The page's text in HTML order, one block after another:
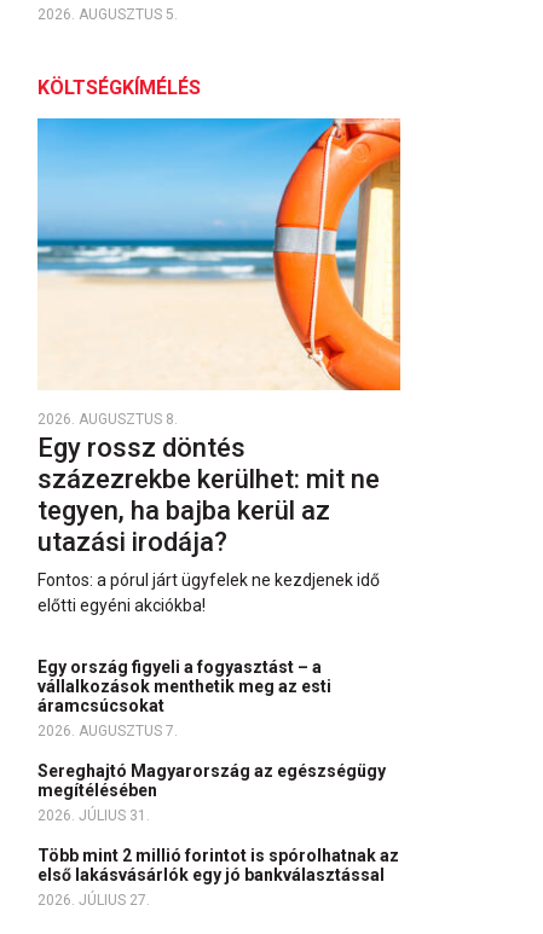
2026. AUGUSZTUS 5.
KÖLTSÉGKÍMÉLÉS
2026. AUGUSZTUS 8.
Egy rossz döntés
százezrekbe kerülhet: mit ne
tegyen, ha bajba kerül az
utazási irodája?
Fontos: a pórul járt ügyfelek ne kezdjenek idő
előtti egyéni akciókba!
Egy ország figyeli a fogyasztást – a
vállalkozások menthetik meg az esti
áramcsúcsokat
2026. AUGUSZTUS 7.
Sereghajtó Magyarország az egészségügy
megítélésében
2026. JÚLIUS 31.
Több mint 2 millió forintot is spórolhatnak az
első lakásvásárlók egy jó bankválasztással
2026. JÚLIUS 27.